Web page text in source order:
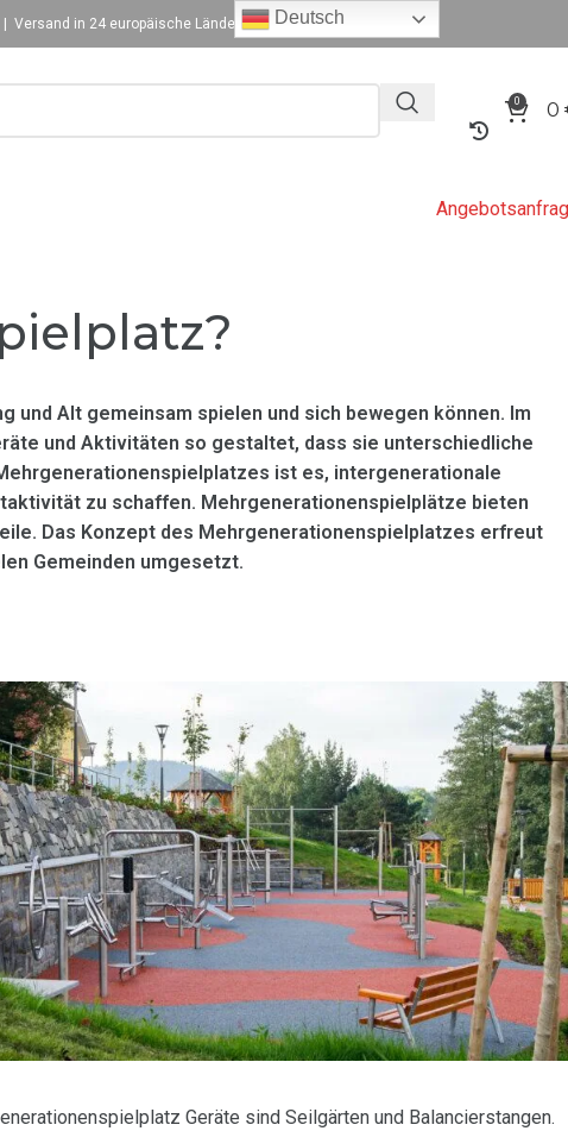
Versand in 24 europäische Länder
0 0
und Alt gemeinsam spielen und sich bewegen können. Im
und Aktivitäten so gestaltet, dass sie unterschiedliche
ist es, intergenerationale
zu schaffen. Mehrgenerationenspielplätze bieten
Das Konzept des Mehrgenerationenspielplatzes erfreut
Gemeinden umgesetzt.
Geräte sind Seilgärten und Balancierstangen.
Deutsch